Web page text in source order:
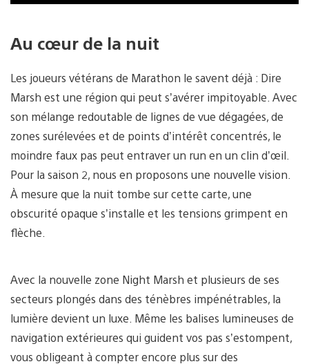
Au cœur de la nuit
Les joueurs vétérans de Marathon le savent déjà : Dire
Marsh est une région qui peut s’avérer impitoyable. Avec
son mélange redoutable de lignes de vue dégagées, de
zones surélevées et de points d’intérêt concentrés, le
moindre faux pas peut entraver un run en un clin d’œil.
Pour la saison 2, nous en proposons une nouvelle vision.
À mesure que la nuit tombe sur cette carte, une
obscurité opaque s’installe et les tensions grimpent en
flèche.
Avec la nouvelle zone Night Marsh et plusieurs de ses
secteurs plongés dans des ténèbres impénétrables, la
lumière devient un luxe. Même les balises lumineuses de
navigation extérieures qui guident vos pas s’estompent,
vous obligeant à compter encore plus sur des